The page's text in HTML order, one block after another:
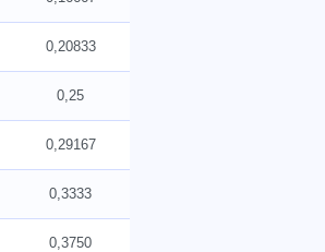
0,20833
0,25
0,29167
0,3333
0,3750